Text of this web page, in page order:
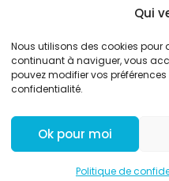
Qui
Nous utilisons des cookies pour
continuant à naviguer, vous
pouvez modifier vos
confidentialité.
Ok pour moi
Politique de
les centres médicaux et